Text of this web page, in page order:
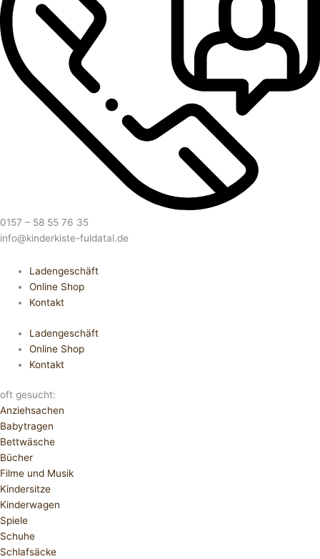
0157 – 58 55 76 35
info@kinderkiste-fuldatal.de
Ladengeschäft
Online Shop
Kontakt
Ladengeschäft
Online Shop
Kontakt
oft gesucht:
Anziehsachen
Babytragen
Bettwäsche
Bücher
Filme und Musik
Kindersitze
Kinderwagen
Spiele
Schuhe
Schlafsäcke